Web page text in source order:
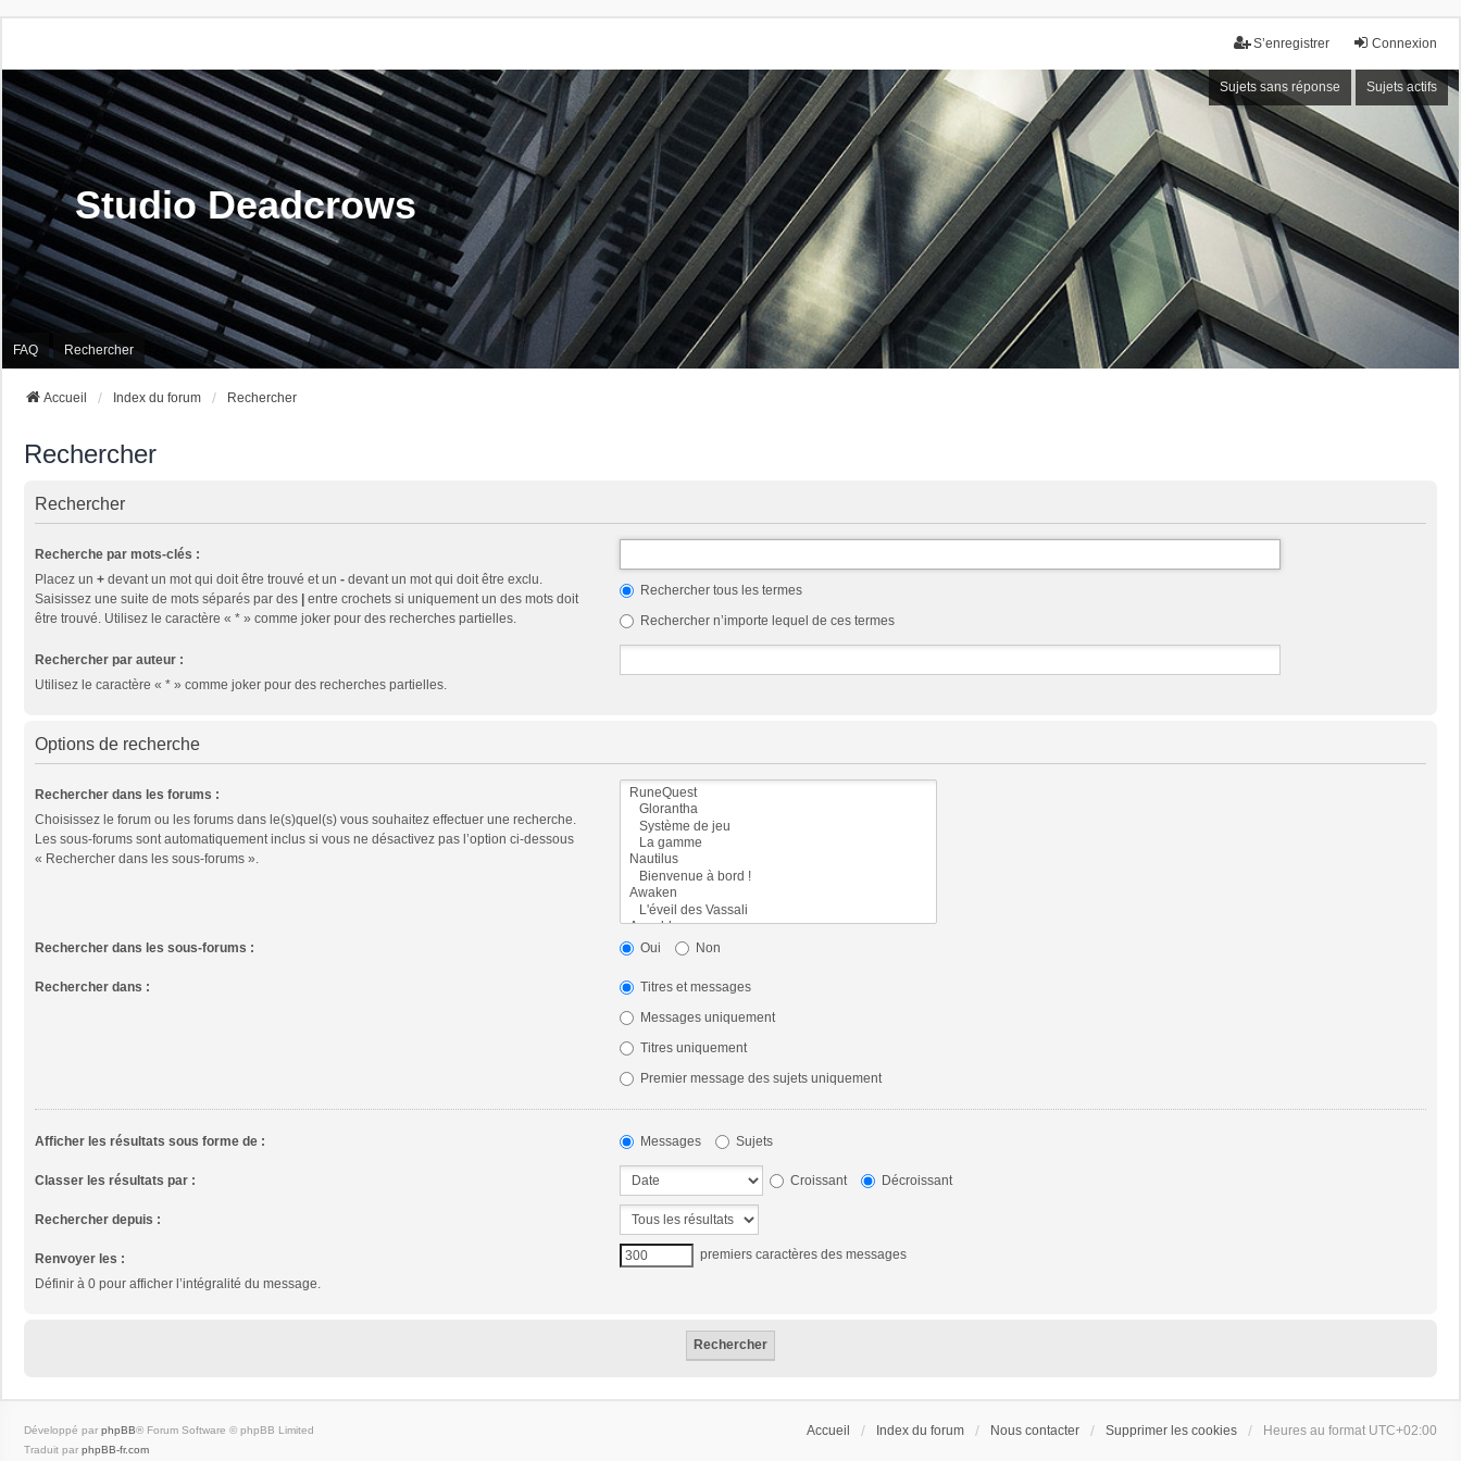
Connexion
S’enregistrer
Sujets sans réponse Sujets actifs
Studio Deadcrows
FAQ Rechercher
Accueil Index du forum Rechercher
Rechercher
Rechercher
Recherche par mots-clés :
Placez un + devant un mot qui doit être trouvé et un - devant un mot qui doit être exclu.
Saisissez une suite de mots séparés par des | entre crochets si uniquement un des mots doit
être trouvé. Utilisez le caractère « * » comme joker pour des recherches partielles.
Rechercher tous les termes
Rechercher n’importe lequel de ces termes
Rechercher par auteur :
Utilisez le caractère « * » comme joker pour des recherches partielles.
Options de recherche
Rechercher dans les forums :
Choisissez le forum ou les forums dans le(s)quel(s) vous souhaitez effectuer une recherche.
Les sous-forums sont automatiquement inclus si vous ne désactivez pas l’option ci-dessous
« Rechercher dans les sous-forums ».
Rechercher dans les sous-forums : Oui Non
Rechercher dans :
Titres et messages
Messages uniquement
Titres uniquement
Premier message des sujets uniquement
Afficher les résultats sous forme de : Messages Sujets
Classer les résultats par : Croissant Décroissant
Rechercher depuis :
Renvoyer les :
Définir à 0 pour afficher l’intégralité du message.
premiers caractères des messages
Accueil Index du forum Nous contacter Supprimer les cookies Heures au format UTC+02:00
Développé par phpBB® Forum Software © phpBB Limited
Traduit par phpBB-fr.com